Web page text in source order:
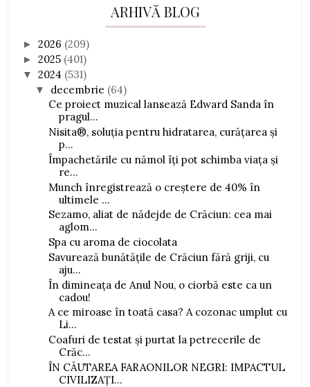
ARHIVĂ BLOG
►2026 (209)
►2025 (401)
▼2024 (531)
▼ decembrie (64)
Ce proiect muzical lansează Edward Sanda în
pragul...
Nisita®, soluția pentru hidratarea, curățarea și
p...
Împachetările cu nămol îți pot schimba viața și
re...
Munch înregistrează o creștere de 40% în
ultimele ...
Sezamo, aliat de nădejde de Crăciun: cea mai
aglom...
Spa cu aroma de ciocolata
Savurează bunătățile de Crăciun fără griji, cu
aju...
În dimineața de Anul Nou, o ciorbă este ca un
cadou!
A ce miroase în toată casa? A cozonac umplut cu
Li...
Coafuri de testat și purtat la petrecerile de
Crăc...
ÎN CĂUTAREA FARAONILOR NEGRI: IMPACTUL
CIVILIZAȚI...